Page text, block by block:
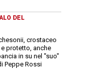
DEL
crostaceo
protetto, anche
in su nel "suo"
Peppe Rossi